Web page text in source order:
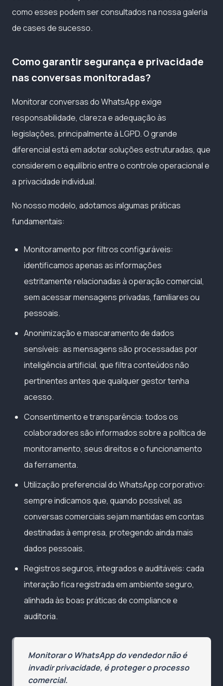
como esses podem ser consultados na nossa galeria
de cases de sucesso.
Como garantir segurança e privacidade
nas conversas monitoradas?
Monitorar conversas do WhatsApp exige
responsabilidade, clareza e adequação às
legislações, principalmente à LGPD. O grande
diferencial está em adotar soluções estruturadas, que
considerem o equilíbrio entre o controle operacional e
a privacidade individual.
No nosso modelo, adotamos algumas práticas
fundamentais:
Monitoramento por filtros configuráveis:
identificamos apenas as informações
estritamente relacionadas à operação comercial,
sem acessar mensagens privadas, familiares ou
pessoais.
Anonimização e mascaramento de dados
sensíveis: as mensagens são processadas por
inteligência artificial, que filtra conteúdos não
pertinentes antes que qualquer gestor tenha
acesso.
Consentimento e transparência: todos os
colaboradores são informados sobre a política de
monitoramento, seus direitos e o funcionamento
da ferramenta.
Utilização preferencial do WhatsApp corporativo:
sempre indicamos que, quando possível, as
conversas comerciais sejam mantidas em contas
destinadas à empresa, protegendo ainda mais
dados pessoais.
Registros seguros, integrados e auditáveis: cada
interação fica registrada em ambiente seguro,
alinhada às boas práticas de compliance e
auditoria.
Monitorar o WhatsApp do vendedor não é
invadir privacidade, é proteger o processo
comercial.